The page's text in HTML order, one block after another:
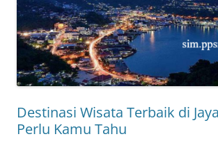
Destinasi Wisata Terbaik di
Perlu Kamu Tahu